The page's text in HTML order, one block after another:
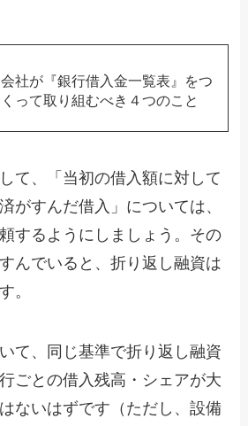
会社が『銀行借入金一覧表』をつ
くって取り組むべき４つのこと
て、「当初の借入額に対して
がすんだ借入」については、
するようにしましょう。その
んでいると、折り返し融資は
。
て、同じ基準で折り返し融資
ごとの借入残高・シェアが大
ないはずです（ただし、設備